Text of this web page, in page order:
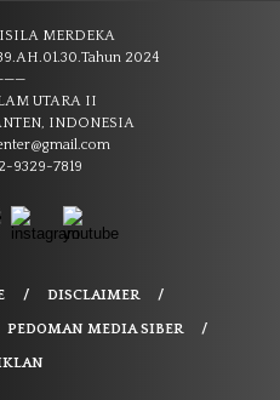
MERDEKA
2024
UTARA II
INDONESIA
9329-7819
DISCLAIMER
PEDOMAN MEDIA SIBER